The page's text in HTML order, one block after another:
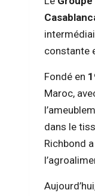
constante
Fondé en
Maroc,
dans le
Richbond